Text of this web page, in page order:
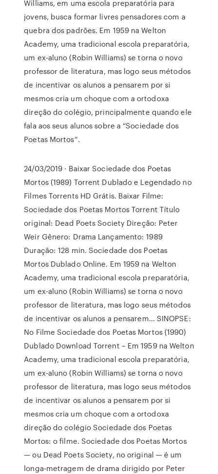
Williams, em uma escola preparatória para
jovens, busca formar livres pensadores com a
quebra dos padrões. Em 1959 na Welton
Academy, uma tradicional escola preparatória,
um ex-aluno (Robin Williams) se torna o novo
professor de literatura, mas logo seus métodos
de incentivar os alunos a pensarem por si
mesmos cria um choque com a ortodoxa
direção do colégio, principalmente quando ele
fala aos seus alunos sobre a “Sociedade dos
Poetas Mortos”.
24/03/2019 · Baixar Sociedade dos Poetas
Mortos (1989) Torrent Dublado e Legendado no
Filmes Torrents HD Grátis. Baixar Filme:
Sociedade dos Poetas Mortos Torrent Título
original: Dead Poets Society Direção: Peter
Weir Gênero: Drama Lançamento: 1989
Duração: 128 min. Sociedade dos Poetas
Mortos Dublado Online. Em 1959 na Welton
Academy, uma tradicional escola preparatória,
um ex-aluno (Robin Williams) se torna o novo
professor de literatura, mas logo seus métodos
de incentivar os alunos a pensarem… SINOPSE:
No Filme Sociedade dos Poetas Mortos (1990)
Dublado Download Torrent – Em 1959 na Welton
Academy, uma tradicional escola preparatória,
um ex-aluno (Robin Williams) se torna o novo
professor de literatura, mas logo seus métodos
de incentivar os alunos a pensarem por si
mesmos cria um choque com a ortodoxa
direção do colégio Sociedade dos Poetas
Mortos: o filme. Sociedade dos Poetas Mortos
— ou Dead Poets Society, no original — é um
longa-metragem de drama dirigido por Peter